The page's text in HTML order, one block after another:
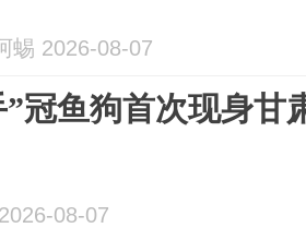
蜴 2026-08-07
冠鱼狗首次现身甘
08-07